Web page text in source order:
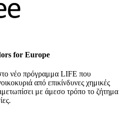
for Europe
νέο πρόγραμμα LIFE που
από επικίνδυνες χημικές
με άμεσο τρόπο το ζήτημα